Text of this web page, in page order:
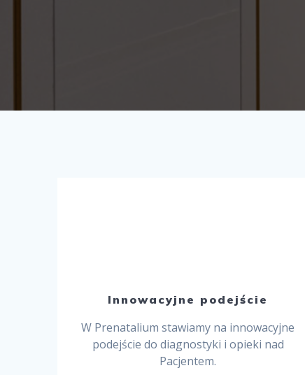
Innowacyjne podejście
W Prenatalium stawiamy na innowacyjne
podejście do diagnostyki i opieki nad
Pacjentem.